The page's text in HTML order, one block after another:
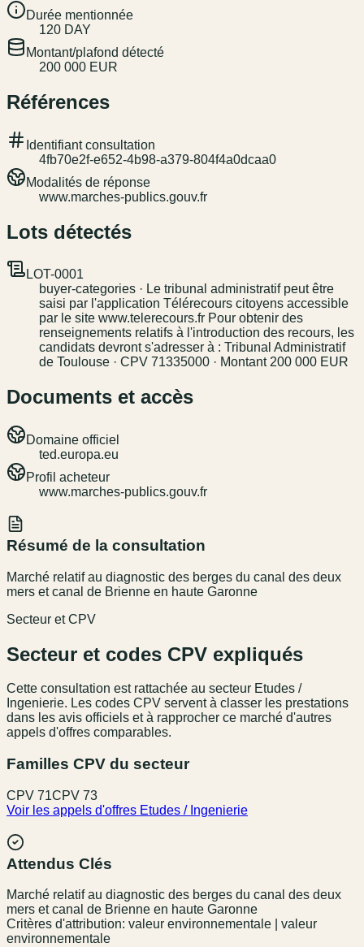
Durée mentionnée
120 DAY
Montant/plafond détecté
200 000 EUR
Références
Identifiant consultation
4fb70e2f-e652-4b98-a379-804f4a0dcaa0
Modalités de réponse
www.marches-publics.gouv.fr
Lots détectés
LOT-0001
buyer-categories · Le tribunal administratif peut être
saisi par l'application Télérecours citoyens accessible
par le site www.telerecours.fr Pour obtenir des
renseignements relatifs à l'introduction des recours, les
candidats devront s'adresser à : Tribunal Administratif
de Toulouse · CPV 71335000 · Montant 200 000 EUR
Documents et accès
Domaine officiel
ted.europa.eu
Profil acheteur
www.marches-publics.gouv.fr
Résumé de la consultation
Marché relatif au diagnostic des berges du canal des deux
mers et canal de Brienne en haute Garonne
Secteur et CPV
Secteur et codes CPV expliqués
Cette consultation est rattachée au secteur Etudes /
Ingenierie. Les codes CPV servent à classer les prestations
dans les avis officiels et à rapprocher ce marché d'autres
appels d'offres comparables.
Familles CPV du secteur
CPV 71CPV 73
Voir les appels d'offres Etudes / Ingenierie
Attendus Clés
Marché relatif au diagnostic des berges du canal des deux
mers et canal de Brienne en haute Garonne
Critères d'attribution: valeur environnementale | valeur
environnementale